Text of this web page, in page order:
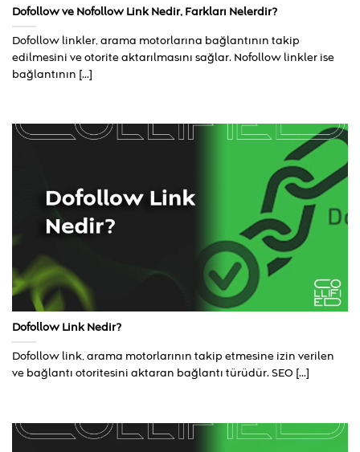
Dofollow ve Nofollow Link Nedir, Farkları Nelerdir?
Dofollow linkler, arama motorlarına bağlantının takip
edilmesini ve otorite aktarılmasını sağlar. Nofollow linkler ise
bağlantının [...]
Dofollow Link Nedir?
Dofollow link, arama motorlarının takip etmesine izin verilen
ve bağlantı otoritesini aktaran bağlantı türüdür. SEO [...]